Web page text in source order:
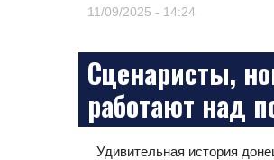
11/09/2025 - 14:24
Сценаристы,
работают над
Удивительная история